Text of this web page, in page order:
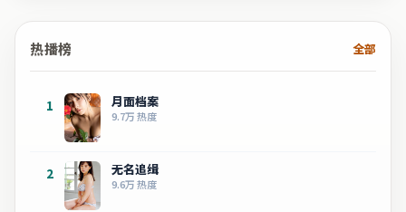
热播榜 全部
1 月面档案
9.7万热度
2 无名追缉
9.6万热度